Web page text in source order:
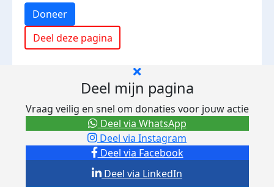
Doneer
Deel deze pagina
Deel mijn pagina
Vraag veilig en snel om donaties voor jouw actie
Deel via Facebook
Deel via Instagram
Deel via LinkedIn
Deel via WhatsApp